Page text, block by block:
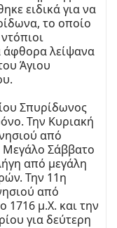
ειδικά για να
το οποίο
άφθορα λείψανα
Άγιου
Σπυρίδωνος
Την Κυριακή
από
Μεγάλο Σάββατο
από μεγάλη
Την 11η
από
μ.Χ. και την
για δεύτερη